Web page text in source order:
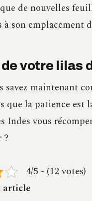
de nouvelles
à son emplacement
votre lilas
savez maintenant
que la patience est
Indes vous
?
4/5 - (12 votes)
article